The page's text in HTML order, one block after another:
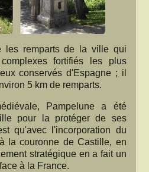
les remparts de la ville qui
fortifiés les plus
conservés d'Espagne ; il
5 km de remparts.
Pampelune a été
pour la protéger de ses
qu'avec l'incorporation du
la couronne de Castille, en
stratégique en a fait un
à la France.